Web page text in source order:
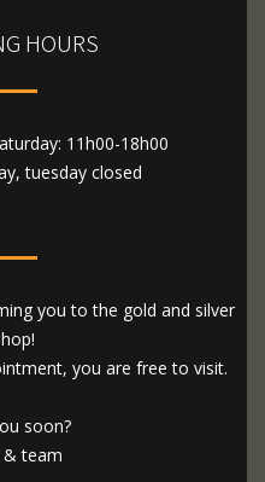
HOURS
11h00-18h00
tuesday closed
you to the gold and silver
you are free to visit.
soon?
& team